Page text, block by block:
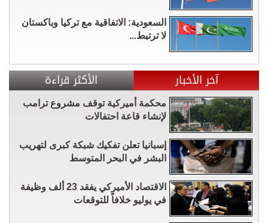
السعودية: الاتفاقية مع تركيا وباكستان
لا ترتبط...
آخر الأخبار الأكثر قراءة
محكمة أميركية توقف مشروع ترامب
لإنشاء قاعة احتفالات
إسبانيا تعلن تفكيك شبكة كبرى لتهريب
البشر في البحر المتوسط
الاقتصاد الأميركي يفقد 23 ألف وظيفة
في يوليو خلافاً للتوقعات